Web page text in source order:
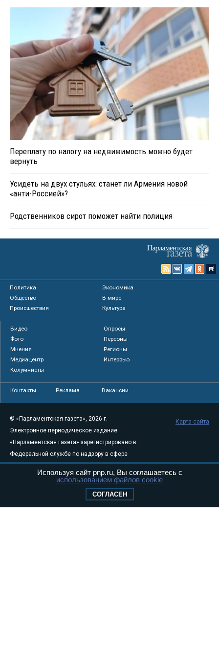
Переплату по налогу на недвижимость можно будет
вернуть
Усидеть на двух стульях: станет ли Армения новой
«анти-Россией»?
Родственников сирот поможет найти полиция
Политика
Экономика
Общество
В мире
Происшествия
Культура
Видео
Опросы
Фото
Персоны
Мнения
Регионы
Медиацентр
Интервью
Колумнисты
Контакты Реклама Вакансии
© «Парламентская газета», 2026 г.
Электронное периодическое издание
«Парламентская газета» зарегистрировано в
Федеральной службе по надзору в сфере
связи, информационных технологий и
массовых коммуникаций (Роскомнадзор) 05
Свидетельство о регистрации Эл № ФС77-
Карта сайта
Используя сайт pnp.ru, Вы соглашаетесь с
использованием файлов cookie
СОГЛАСЕН